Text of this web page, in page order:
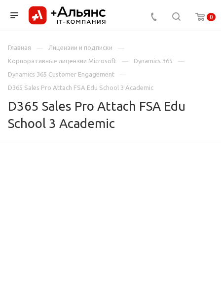
0
Главная
Лицензии и подписки
Корпоративные лицензии Microsoft
Dynamics 365
Dynamics 365 Customer Engagement
D365 Sales Pro Attach FSA Edu School 3 Academic
D365 Sales Pro Attach FSA Edu
School 3 Academic